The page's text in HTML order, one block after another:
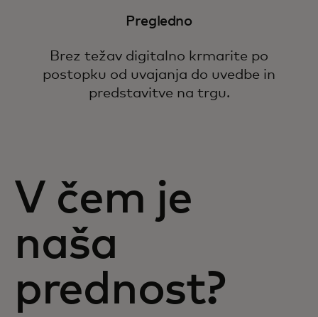
Pregledno
Brez težav digitalno krmarite po
postopku od uvajanja do uvedbe in
predstavitve na trgu.
V čem je
naša
prednost?